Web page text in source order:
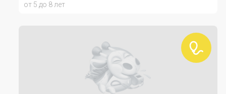
от 5 до 8 лет